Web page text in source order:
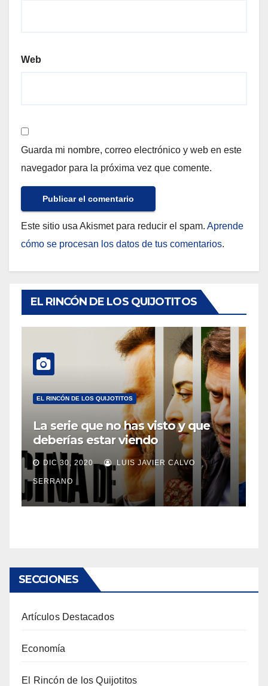
Web
Guarda mi nombre, correo electrónico y web en este
navegador para la próxima vez que comente.
Este sitio usa Akismet para reducir el spam. Aprende
cómo se procesan los datos de tus comentarios.
EL RINCÓN DE LOS QUIJOTITOS
EL RINCÓN DE LOS QUIJOTITOS
La serie que no has visto y que
deberías estar viendo
DIC 30, 2020 LUIS JAVIER CALVO
SERRANO
SECCIONES
Artículos Destacados
Economía
El Rincón de los Quijotitos